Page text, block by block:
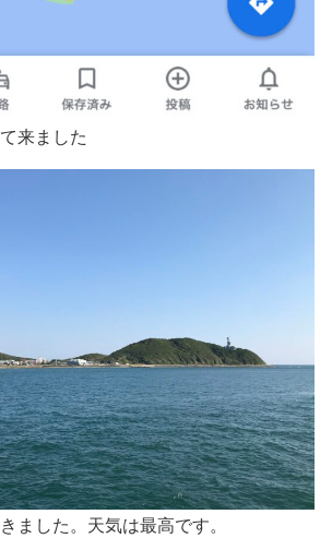
来ました
ました。天気は最高です。